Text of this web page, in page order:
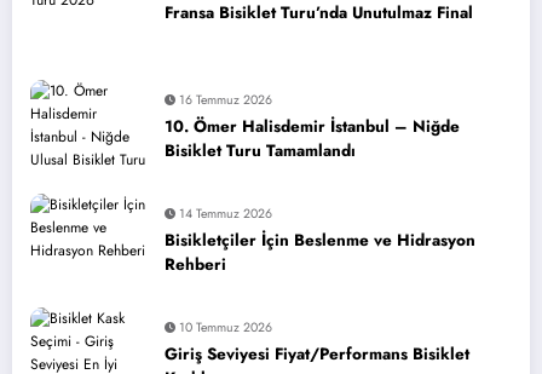
Fransa Bisiklet Turu’nda Unutulmaz Final
16 Temmuz 2026
10. Ömer Halisdemir İstanbul – Niğde
Bisiklet Turu Tamamlandı
14 Temmuz 2026
Bisikletçiler İçin Beslenme ve Hidrasyon
Rehberi
10 Temmuz 2026
Giriş Seviyesi Fiyat/Performans Bisiklet